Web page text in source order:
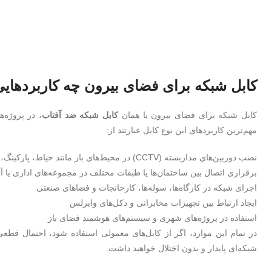
کابل شبکه برای فضای بیرون چه
کابل شبکه برای فضای بیرون یا همانکابل شبکه ضد آفتاب، در
مهم‌ترین کاربردهای این نوع کابل عبارتند از:
نصب دوربین‌های مداربسته (CCTV) در محیط‌های باز مانند حیاط، پارکینگ، ورودی ساختمان‌ها و کارخانه‌ها
برقراری اتصال بین ساختمان‌ها یا طبقات مختلف در مجموعه‌های اداری
اجرای شبکه در کارگاه‌ها، سوله‌ها، کارخانجات و فضاهای صنعتی
ایجاد ارتباط بین تجهیزات مخابراتی و دکل‌های وایرلس
استفاده در پروژه‌های شهری و سیستم‌های هوشمند فضای باز
شبکه‌ای پایدار و بدون اختلال خواهید داشت.